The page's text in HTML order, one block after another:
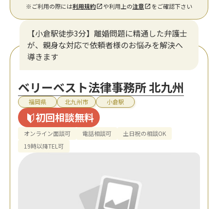
※ご利用の際には利用規約 や利用上の注意 をご確認下さい
【小倉駅徒歩3分】離婚問題に精通した弁護士
が、親身な対応で依頼者様のお悩みを解決へ
導きます
ベリーベスト法律事務所 北九州
福岡県 北九州市 小倉駅
初回相談無料
オンライン面談可 電話相談可
土日祝の相談OK
19時以降TEL可